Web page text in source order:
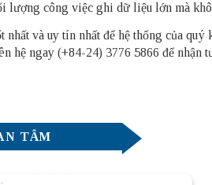
lượng công việc ghi dữ liệu lớn mà
và uy tín nhất để hệ thống của quý
hệ ngay (+84-24) 3776 5866 để nhận
TÂM